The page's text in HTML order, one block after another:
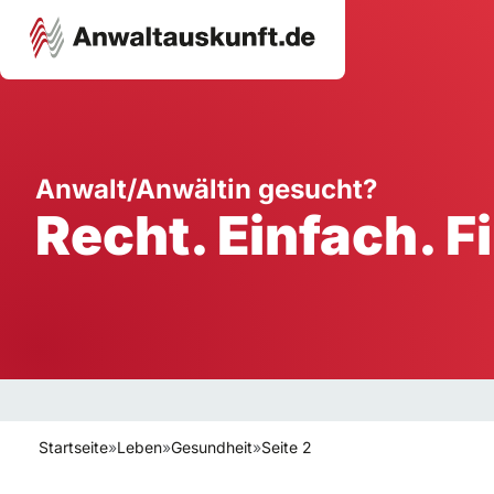
Ausbildung
Handwerk
Dienstleistung
Anwalt/Anwältin gesucht?
Recht. Einfach.
Startseite»Leben»Gesundheit»Seite 2